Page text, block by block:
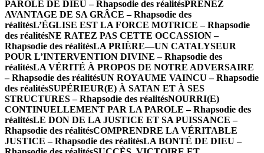
PAROLE DE DIEU – Rhapsodie des réalitésPRENEZ
AVANTAGE DE SA GRÂCE – Rhapsodie des
réalitésL’ÉGLISE EST LA FORCE MOTRICE – Rhapsodie
des réalitésNE RATEZ PAS CETTE OCCASSION –
Rhapsodie des réalitésLA PRIÈRE—UN CATALYSEUR
POUR L’INTERVENTION DIVINE – Rhapsodie des
réalitésLA VÉRITÉ À PROPOS DE NOTRE ADVERSAIRE
– Rhapsodie des réalitésUN ROYAUME VAINCU – Rhapsodie
des réalitésSUPÉRIEUR(E) À SATAN ET À SES
STRUCTURES – Rhapsodie des réalitésNOURRI(E)
CONTINUELLEMENT PAR LA PAROLE – Rhapsodie des
réalitésLE DON DE LA JUSTICE ET SA PUISSANCE –
Rhapsodie des réalitésCOMPRENDRE LA VÉRITABLE
JUSTICE – Rhapsodie des réalitésLA BONTÉ DE DIEU –